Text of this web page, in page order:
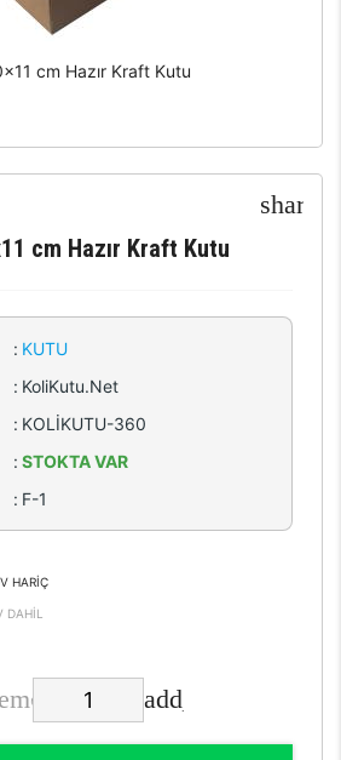
cm Hazır Kraft Kutu
cm Hazır Kraft Kutu
: KUTU
: KoliKutu.Net
: KOLİKUTU-360
: STOKTA VAR
: F-1
HARİÇ
DAHİL